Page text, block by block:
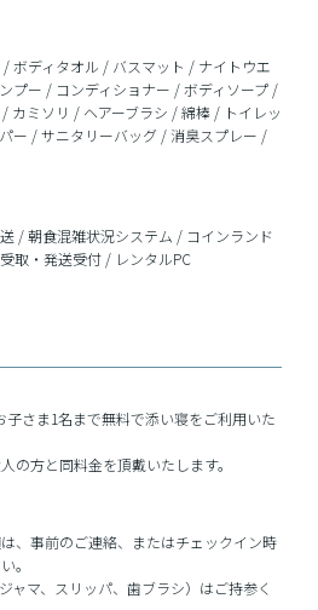
ボディタオル / バスマット / ナイトウエ
プー / コンディショナー / ボディソープ /
カミソリ / ヘアーブラシ / 綿棒 / トイレッ
ー / サニタリーバッグ / 消臭スプレー /
/ 朝食混雑状況システム / コインランド
取・発送受付 / レンタルPC
子さま1名まで無料で添い寝をご利用いた
の方と同料金を頂戴いたします。
、事前のご連絡、またはチェックイン時
。
ャマ、スリッパ、歯ブラシ）はご持参く